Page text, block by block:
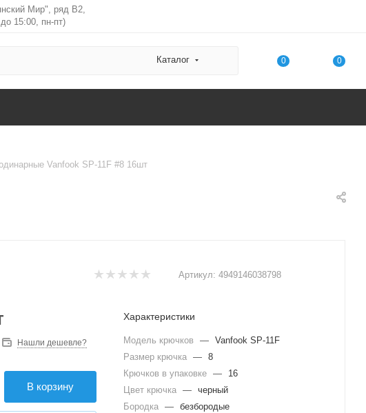
Мир", ряд В2,
15:00, пн-пт)
Каталог 0 0
Vanfook SP-11F #8 16шт
Артикул: 4949146038798
Нашли дешевле?
В корзину
Характеристики
Модель крючков — Vanfook SP-11F
Размер крючка — 8
Крючков в упаковке —
16
Цвет крючка — черный
Бородка — безбородые